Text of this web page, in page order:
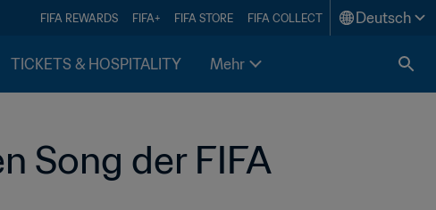
FIFA REWARDS FIFA+ FIFA STORE FIFA COLLECT Deutsch
TICKETS & HOSPITALITY Mehr
Song der FIFA